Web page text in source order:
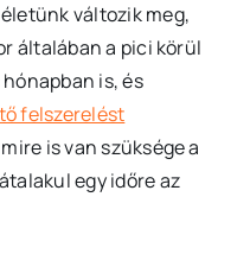
változik meg,
általában a pici körül
is, és
felszerelést
is van szüksége a
egy időre az